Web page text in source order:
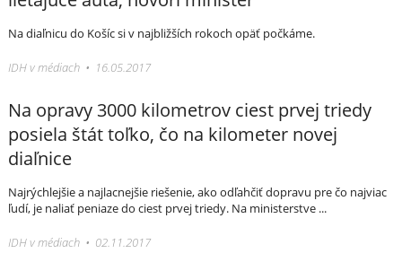
Na diaľnicu do Košíc si v najbližších rokoch opäť počkáme.
IDH v médiach • 16.05.2017
Na opravy 3000 kilometrov ciest prvej triedy
posiela štát toľko, čo na kilometer novej
diaľnice
Najrýchlejšie a najlacnejšie riešenie, ako odľahčiť dopravu pre čo najviac
ľudí, je naliať peniaze do ciest prvej triedy. Na ministerstve ...
IDH v médiach • 02.11.2017